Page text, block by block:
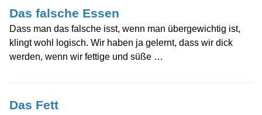
Das falsche Essen
Dass man das falsche isst, wenn man übergewichtig ist,
klingt wohl logisch. Wir haben ja gelernt, dass wir dick
werden, wenn wir fettige und süße …
Das Fett